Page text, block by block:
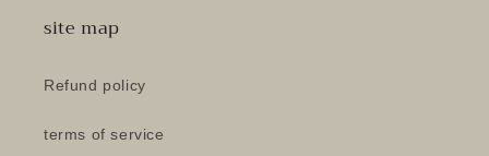
site map
Refund policy
terms of service